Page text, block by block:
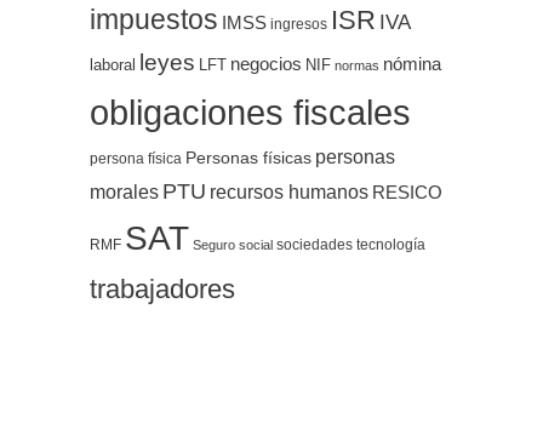
impuestos IMSS ingresos ISR IVA
laboral leyes LFT negocios NIF normas nómina
obligaciones fiscales
persona física Personas físicas personas
morales PTU recursos humanos RESICO
RMF SAT Seguro social sociedades tecnología
trabajadores